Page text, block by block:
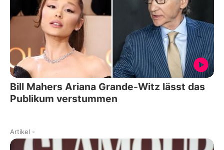
Bill Mahers Ariana Grande-Witz lässt das
Publikum verstummen
Artikel -